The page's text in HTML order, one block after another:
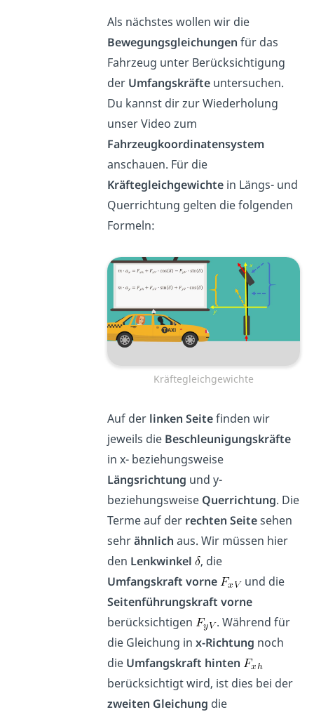
Als nächstes wollen wir die
Bewegungsgleichungen für das
Fahrzeug unter Berücksichtigung
der Umfangskräfteuntersuchen.
Du kannst dir zur Wiederholung
unser Video zum
Fahrzeugkoordinatensystem
anschauen. Für die
Kräftegleichgewichtein Längs- und
Querrichtung gelten die folgenden
Formeln:
Kräftegleichgewichte
Auf der linken Seitefinden wir
jeweils die Beschleunigungskräfte
in x- beziehungsweise
Längsrichtung und y-
beziehungsweise Querrichtung. Die
Terme auf der rechten Seitesehen
sehrähnlich aus. Wir müssen hier
den Lenkwinkel , die
Umfangskraft vorne
und die
Seitenführungskraft vorne
berücksichtigen
. Während für
die Gleichung in x-Richtung noch
die Umfangskraft hinten
berücksichtigt wird, ist dies bei der
zweiten Gleichung die